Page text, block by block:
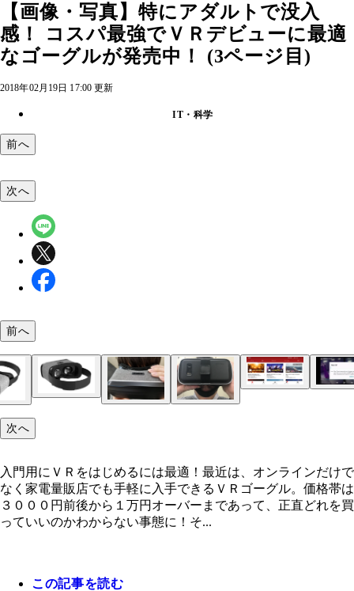
【画像・写真】特にアダルトで没入
感！ コスパ最強でＶＲデビューに最適
なゴーグルが発売中！ (3ページ目)
2018年02月19日 17:00 更新
IT・科学
前へ
次へ
前へ
次へ
入門用にＶＲをはじめるには最適！最近は、オンラインだけで
なく家電量販店でも手軽に入手できるＶＲゴーグル。価格帯は
３０００円前後から１万円オーバーまであって、正直どれを買
っていいのかわからない事態に！そ...
この記事を読む